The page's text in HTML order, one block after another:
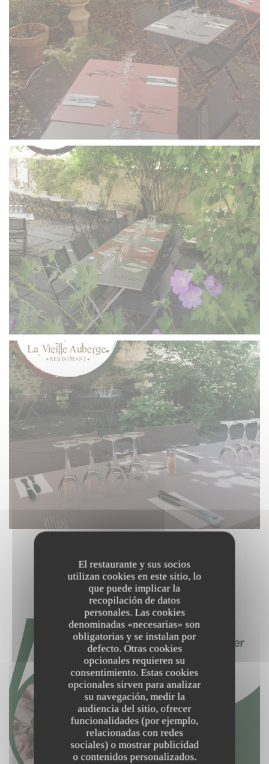
El restaurante y sus socios
utilizan cookies en este sitio, lo
que puede implicar la
recopilación de datos
personales. Las cookies
denominadas «necesarias» son
obligatorias y se instalan por
defecto. Otras cookies
opcionales requieren su
consentimiento. Estas cookies
opcionales sirven para analizar
su navegación, medir la
audiencia del sitio, ofrecer
funcionalidades (por ejemplo,
relacionadas con redes
sociales) o mostrar publicidad
o contenidos personalizados.
NOS PRODUCTEURS